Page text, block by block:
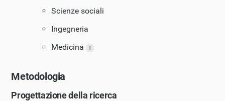
Scienze sociali
Ingegneria
Medicina
1
Metodologia
Progettazione della ricerca